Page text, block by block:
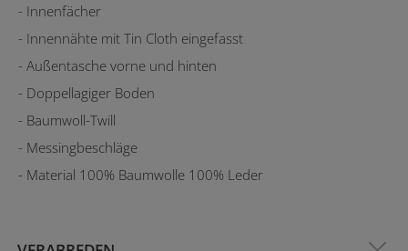
- Innenfächer
- Innennähte mit Tin Cloth eingefasst
- Außentasche vorne und hinten
- Doppellagiger Boden
- Baumwoll-Twill
- Messingbeschläge
- Material 100% Baumwolle 100% Leder